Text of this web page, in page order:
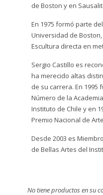
de Boston y en
En 1975 formó parte
Universidad de
Escultura directa en
Sergio Castillo es
ha merecido altas
de su carrera. En
Número de la
Instituto de Chile y en
Premio Nacional de
Desde 2003 es
de Bellas Artes del
No tiene productos en su